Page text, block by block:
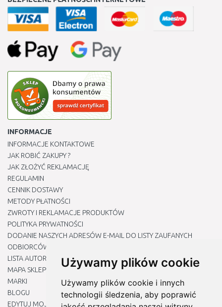
Używamy plików cookie
Używamy plików cookie i innych
technologii śledzenia, aby poprawić
INFORMACJE
INFORMACJE KONTAKTOWE
JAK ROBIĆ ZAKUPY ?
JAK ZŁOŻYĆ REKLAMACJĘ
REGULAMIN
CENNIK DOSTAWY
METODY PŁATNOŚCI
ZWROTY I REKLAMACJE PRODUKTÓW
POLITYKA PRYWATNOŚCI
DODANIE NASZYCH ADRESÓW E-MAIL DO LISTY ZAUFANYCH
ODBIORCÓW
LISTA AUTORYZOWANYCH CENTRÓW SERWISOWYCH
MAPA SKLEPU
MARKI
BLOGU
EDYTUJ MOJE PREFERENCJE DOTYCZĄCE PLIKÓW COOKIE